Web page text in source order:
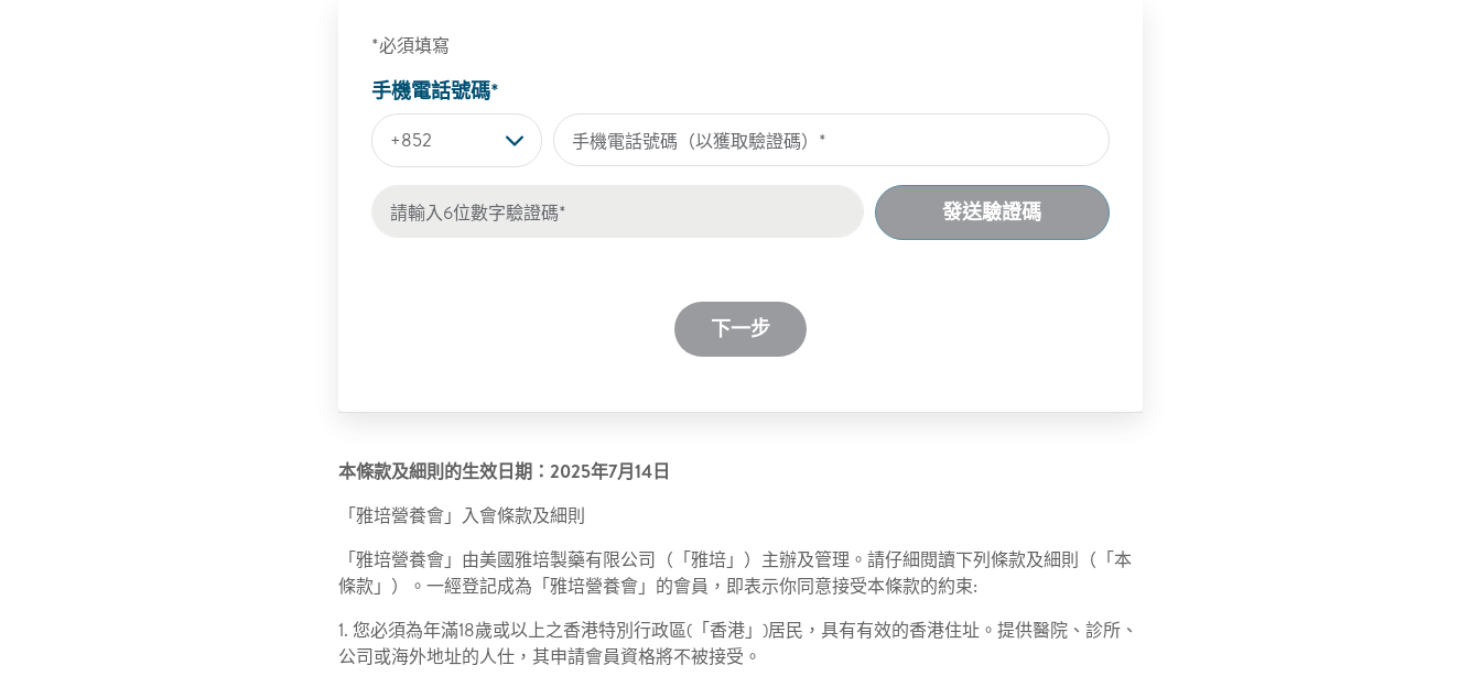
*必須填寫
手機電話號碼*
+852
發送驗證碼
下一步
本條款及細則的生效日期：2025年7月14日
「雅培營養會」入會條款及細則
「雅培營養會」由美國雅培製藥有限公司（「雅培」）主辦及管理。請仔細閱讀下列條款及細則（「本
條款」）。一經登記成為「雅培營養會」的會員，即表示你同意接受本條款的約束:
1. 您必須為年滿18歲或以上之香港特別行政區(「香港」)居民，具有有效的香港住址。提供醫院、診所、
公司或海外地址的人仕，其申請會員資格將不被接受。